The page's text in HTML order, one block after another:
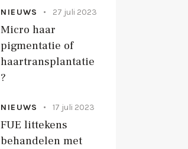
NIEUWS 27 juli 2023
Micro haar
pigmentatie of
haartransplantatie
?
NIEUWS 17 juli 2023
FUE littekens
behandelen met